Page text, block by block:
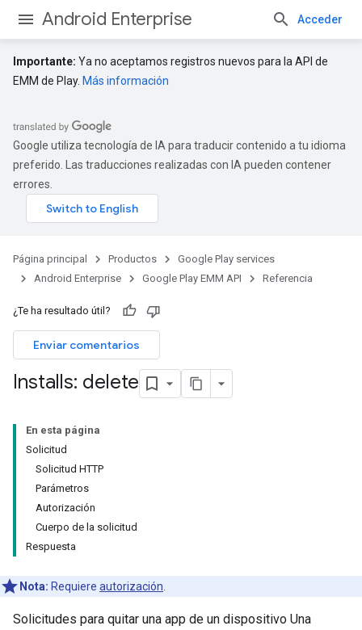
Android Enterprise Acceder
Importante: Ya no aceptamos registros nuevos para la API de
EMM de Play. Más información
Google utiliza tecnología de IA para traducir contenido a tu idioma
preferido. Las traducciones realizadas con IA pueden contener
errores.
Página principal Productos
Google Play services
Android Enterprise
Google Play EMM API Referencia
¿Te ha resultado útil?
Enviar comentarios
Installs: delete
En esta página
Solicitud
Solicitud HTTP
Parámetros
Autorización
Cuerpo de la solicitud
Respuesta
Nota: Requiere autorización
Solicitudes para quitar una app de un dispositivo Una